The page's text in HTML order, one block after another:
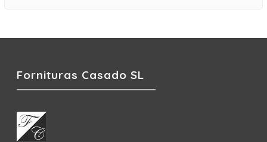
Fornituras Casado SL